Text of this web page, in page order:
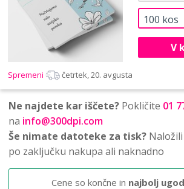
100 kos
V
Spremeni četrtek, 20. avgusta
Ne najdete kar iščete? Pokličite 01
na info@300dpi.com
Še nimate datoteke za tisk?
po zaključku nakupa ali naknadno
Cene so končne in najbolj